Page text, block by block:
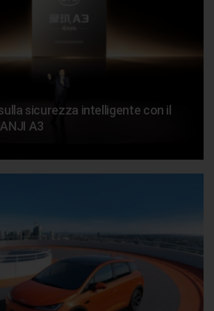
sicurezza intelligente con il
A3